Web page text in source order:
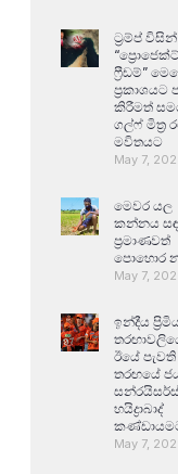
ට්‍රම්ප් විසින්
ෆ්‍රීඩම්”
ප්‍රකාශයට
කිරීමත්
ගල්ෆ් මිත්‍ර
මවිතයට
May 7,
මෙවර යල
කන්නය
ප්‍රමාණවත්
පොහොර
May 7,
ඉන්දීය
ඊයේ පැවති
තරඟයේ
හයිද්‍රාබාද්
May 7,